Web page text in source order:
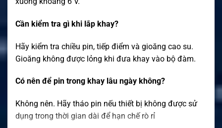
Cần kiểm tra gì khi lắp khay?
Hãy kiểm tra chiều pin, tiếp điểm và gioăng cao su.
Gioăng không được lỏng khi đưa khay vào bộ đàm.
Có nên để pin trong khay lâu ngày không?
Không nên. Hãy tháo pin nếu thiết bị không được sử
dụng trong thời gian dài để hạn chế rò rỉ